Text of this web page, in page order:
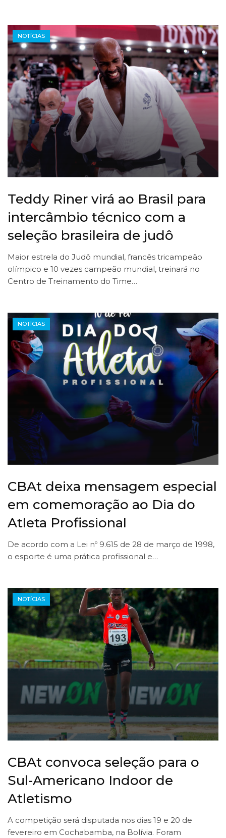
NOTÍCIAS
Teddy Riner virá ao Brasil para
intercâmbio técnico com a
seleção brasileira de judô
Maior estrela do Judô mundial, francês tricampeão
olímpico e 10 vezes campeão mundial, treinará no
Centro de Treinamento do Time…
NOTÍCIAS
CBAt deixa mensagem especial
em comemoração ao Dia do
Atleta Profissional
De acordo com a Lei nº 9.615 de 28 de março de 1998,
o esporte é uma prática profissional e…
NOTÍCIAS
CBAt convoca seleção para o
Sul-Americano Indoor de
Atletismo
A competição será disputada nos dias 19 e 20 de
fevereiro em Cochabamba, na Bolívia. Foram